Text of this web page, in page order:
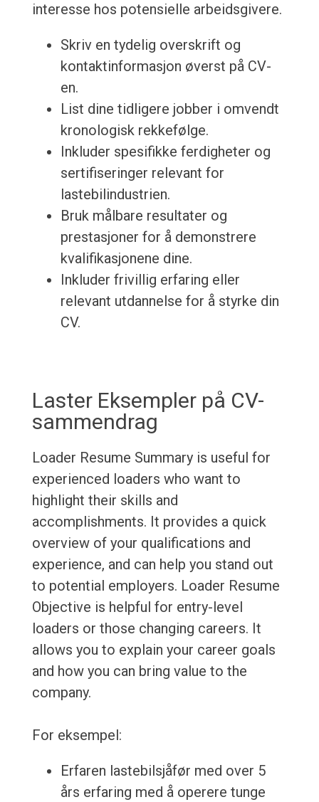
interesse hos potensielle arbeidsgivere.
Skriv en tydelig overskrift og
kontaktinformasjon øverst på CV-
en.
List dine tidligere jobber i omvendt
kronologisk rekkefølge.
Inkluder spesifikke ferdigheter og
sertifiseringer relevant for
lastebilindustrien.
Bruk målbare resultater og
prestasjoner for å demonstrere
kvalifikasjonene dine.
Inkluder frivillig erfaring eller
relevant utdannelse for å styrke din
CV.
Laster Eksempler på CV-
sammendrag
Loader Resume Summary is useful for
experienced loaders who want to
highlight their skills and
accomplishments. It provides a quick
overview of your qualifications and
experience, and can help you stand out
to potential employers. Loader Resume
Objective is helpful for entry-level
loaders or those changing careers. It
allows you to explain your career goals
and how you can bring value to the
company.
For eksempel:
Erfaren lastebilsjåfør med over 5
års erfaring med å operere tunge